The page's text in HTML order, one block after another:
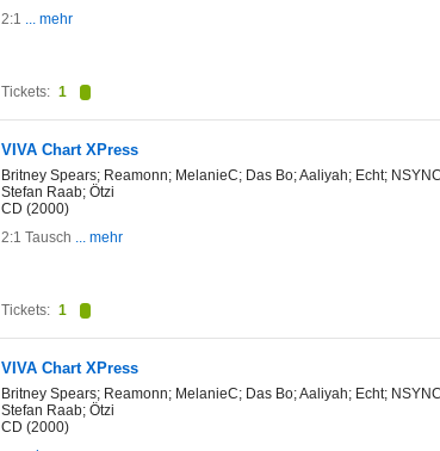
2:1 ... mehr
Tickets: 1
VIVA Chart XPress
Britney Spears; Reamonn; MelanieC; Das Bo; Aaliyah; Echt;
Stefan Raab; Ötzi
CD (2000)
2:1 Tausch ... mehr
Tickets: 1
VIVA Chart XPress
Britney Spears; Reamonn; MelanieC; Das Bo; Aaliyah; Echt;
Stefan Raab; Ötzi
CD (2000)